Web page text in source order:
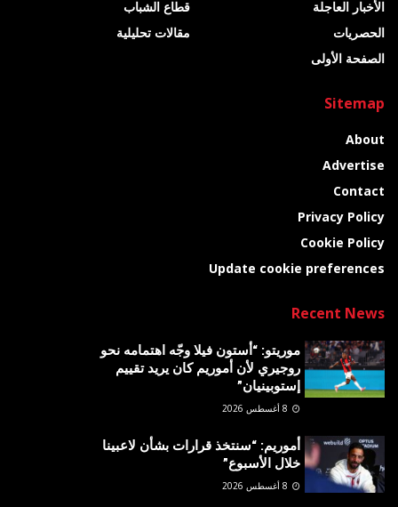
الأخبار العاجلة
الحصريات
الصفحة الأولى
قطاع الشباب
مقالات تحليلية
Sitemap
About
Advertise
Contact
Privacy Policy
Cookie Policy
Update cookie preferences
Recent News
موريتو: “أستون فيلا وجّه اهتمامه نحو
روجيري لأن أموريم كان يريد تقييم
إستوبينيان”
أموريم: “سنتخذ قرارات بشأن لاعبينا
خلال الأسبوع”